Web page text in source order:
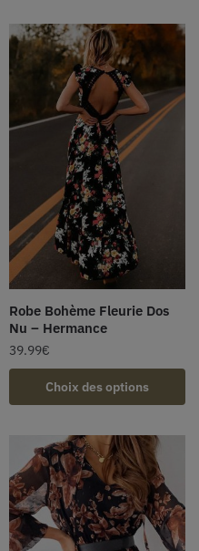
Robe Bohème Fleurie Dos
Nu – Hermance
39.99€
Choix des options